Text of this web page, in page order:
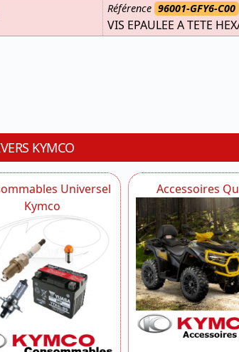
Référence 96001-GFY6-C00
VIS EPAULEE A TETE
KYMCO
Universel
Kymco
Accessoires